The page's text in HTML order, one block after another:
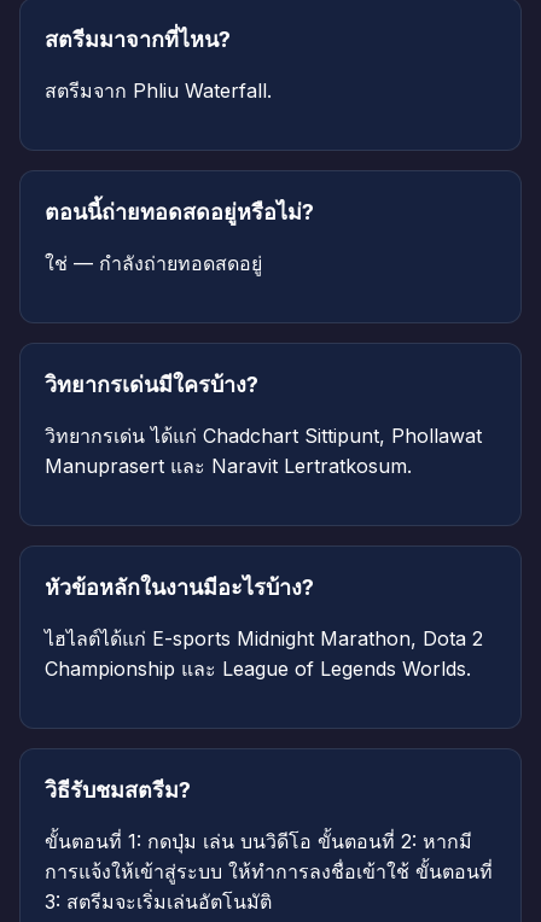
สตรีมมาจากที่ไหน?
สตรีมจาก Phliu Waterfall.
ตอนนี้ถ่ายทอดสดอยู่หรือไม่?
ใช่ — กำลังถ่ายทอดสดอยู่
วิทยากรเด่นมีใครบ้าง?
วิทยากรเด่น ได้แก่ Chadchart Sittipunt, Phollawat
Manuprasert และ Naravit Lertratkosum.
หัวข้อหลักในงานมีอะไรบ้าง?
ไฮไลต์ได้แก่ E-sports Midnight Marathon, Dota 2
Championship และ League of Legends Worlds.
วิธีรับชมสตรีม?
ขั้นตอนที่ 1: กดปุ่ม เล่น บนวิดีโอ ขั้นตอนที่ 2: หากมี
การแจ้งให้เข้าสู่ระบบ ให้ทำการลงชื่อเข้าใช้ ขั้นตอนที่
3: สตรีมจะเริ่มเล่นอัตโนมัติ